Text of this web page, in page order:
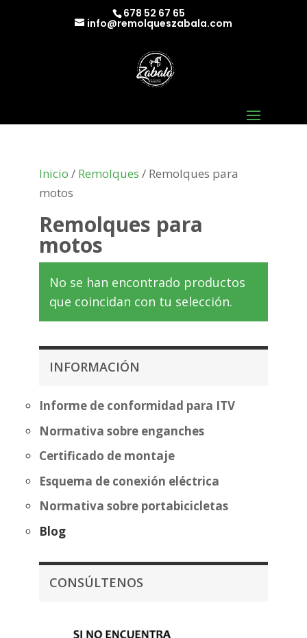
678 52 67 65
info@remolqueszabala.com
Inicio / Remolques / Remolques para
motos
Remolques para
motos
No se han encontrado productos
que coincidan con tu selección.
INFORMACIÓN
Informe de conformidad para ITV
Normativa sobre enganches
Certificado de montaje
Esquema de conexión eléctrica
Normativa sobre portabicicletas
Blog
CONSÚLTENOS